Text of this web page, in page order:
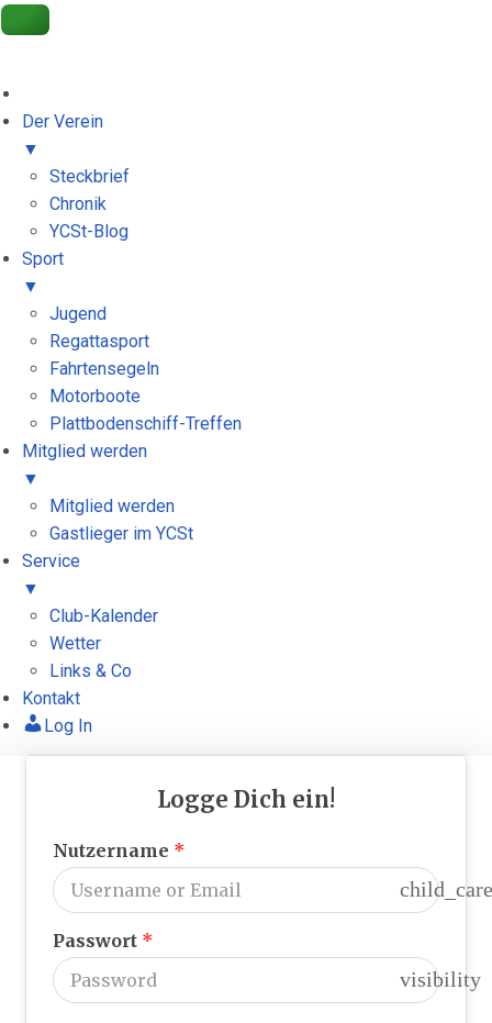
Der Verein
▼
Steckbrief
Chronik
YCSt-Blog
Sport
▼
Jugend
Regattasport
Fahrtensegeln
Motorboote
Plattbodenschiff-Treffen
Mitglied werden
▼
Mitglied werden
Gastlieger im YCSt
Service
▼
Club-Kalender
Wetter
Links & Co
Kontakt
Log In
Logge Dich ein!
Nutzername *
child_care
Passwort *
visibility